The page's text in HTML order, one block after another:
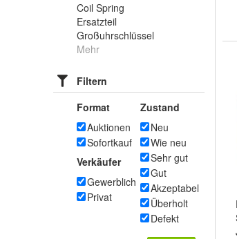
Coil Spring
Ersatzteil
Großuhrschlüssel
Mehr
Filtern
Format
Auktionen
Sofortkauf
Verkäufer
Gewerblich
Privat
Zustand
Neu
Wie neu
Sehr gut
Gut
Akzeptabel
Überholt
Defekt